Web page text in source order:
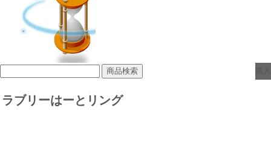
ラブリーはーとリング